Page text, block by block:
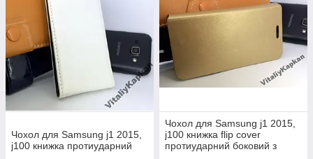
Чохол для Samsung j1 2015,
j100 книжка протиударний
Чохол для Samsung j1 2015,
j100 книжка flip cover
протиударний боковий з